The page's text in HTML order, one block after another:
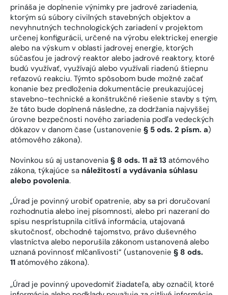
prináša je doplnenie výnimky pre jadrové zariadenia,
ktorým sú súbory civilných stavebných objektov a
nevyhnutných technologických zariadení v projektom
určenej konfigurácii, určené na výrobu elektrickej energie
alebo na výskum v oblasti jadrovej energie, ktorých
súčasťou je jadrový reaktor alebo jadrové reaktory, ktoré
budú využívať, využívajú alebo využívali riadenú štiepnu
reťazovú reakciu. Týmto spôsobom bude možné začať
konanie bez predloženia dokumentácie preukazujúcej
stavebno-technické a konštrukčné riešenie stavby s tým,
že táto bude doplnená následne, za dodržania najvyššej
úrovne bezpečnosti nového zariadenia podľa vedeckých
dôkazov v danom čase (ustanovenie § 5 ods. 2 písm. a)
atómového zákona).
Novinkou sú aj ustanovenia § 8 ods. 11 až 13 atómového
zákona, týkajúce sa náležitostí a vydávania súhlasu
alebo povolenia.
„Úrad je povinný urobiť opatrenie, aby sa pri doručovaní
rozhodnutia alebo inej písomnosti, alebo pri nazeraní do
spisu nesprístupnila citlivá informácia, utajovaná
skutočnosť, obchodné tajomstvo, právo duševného
vlastníctva alebo neporušila zákonom ustanovená alebo
uznaná povinnosť mlčanlivosti“ (ustanovenie § 8 ods.
11 atómového zákona).
„Úrad je povinný upovedomiť žiadateľa, aby označil, ktoré